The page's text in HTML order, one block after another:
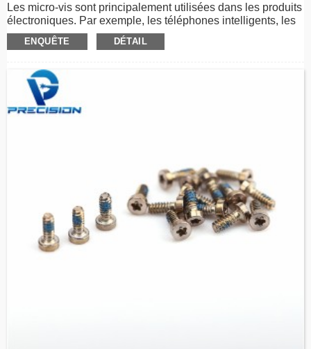
Les micro-vis sont principalement utilisées dans les produits
électroniques. Par exemple, les téléphones intelligents, les
ordinateurs portables, les montres, etc. Les vis sont en acier
inoxydable, en acier au carbone ou peuvent être
revêtement PVD, les vis ont une excellente résistance à la
corrosion et une belle apparence.
ENQUÊTE DÉTAIL